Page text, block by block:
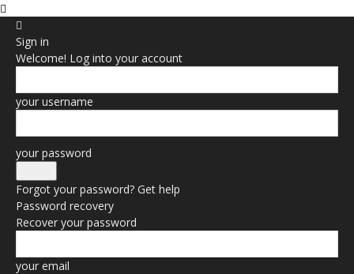
Sign in
Welcome! Log into your account
your username
your password
Forgot your password? Get help
Password recovery
Recover your password
your email